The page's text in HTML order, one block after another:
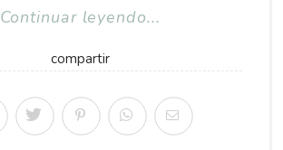
Continuar leyendo...
compartir